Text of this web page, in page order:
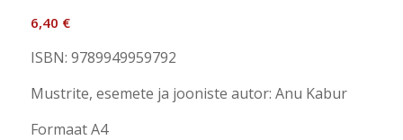
6,40 €
ISBN: 9789949959792
Mustrite, esemete ja jooniste autor: Anu Kabur
Formaat A4